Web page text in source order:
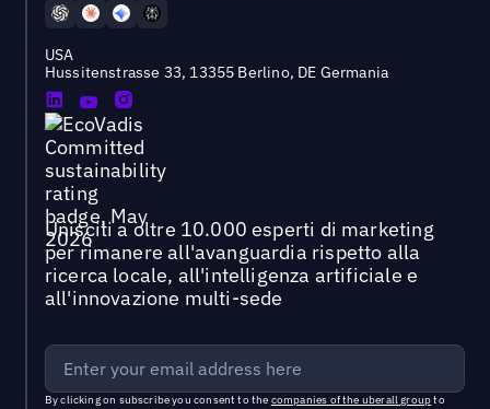
USA
Hussitenstrasse 33, 13355 Berlino, DE Germania
Unisciti a oltre 10.000 esperti di marketing
per rimanere all'avanguardia rispetto alla
ricerca locale, all'intelligenza artificiale e
all'innovazione multi-sede
By clicking on subscribe you consent to the companies of the uberall groupto